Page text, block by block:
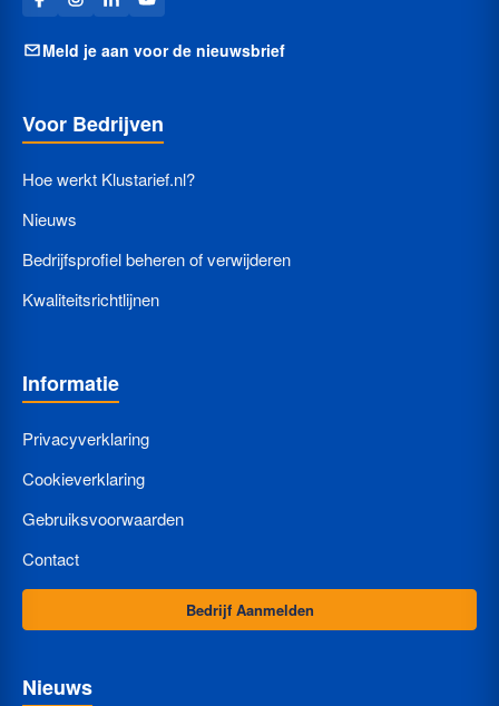
Meld je aan voor de nieuwsbrief
Voor Bedrijven
Hoe werkt Klustarief.nl?
Nieuws
Bedrijfsprofiel beheren of verwijderen
Kwaliteitsrichtlijnen
Informatie
Privacyverklaring
Cookieverklaring
Gebruiksvoorwaarden
Contact
Bedrijf Aanmelden
Nieuws